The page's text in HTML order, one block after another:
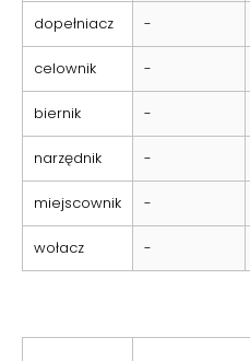
dopełniacz -
celownik -
biernik -
narzędnik -
miejscownik -
wołacz -